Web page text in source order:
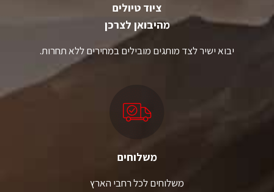
ציוד טיולים
מהיבואן לצרכן
יבוא ישיר לצד מותגים מובילים במחירים ללא תחרות.
משלוחים
משלוחים לכל רחבי הארץ